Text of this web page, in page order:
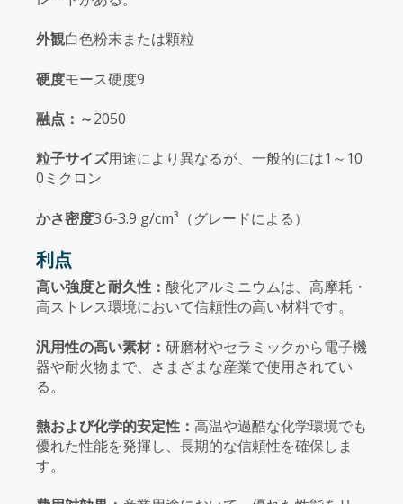
外観白色粉末または顆粒
硬度モース硬度9
融点：～2050
粒子サイズ用途により異なるが、一般的には1～10
0ミクロン
かさ密度3.6-3.9 g/cm³（グレードによる）
利点
高い強度と耐久性： 酸化アルミニウムは、高摩耗・
高ストレス環境において信頼性の高い材料です。
汎用性の高い素材： 研磨材やセラミックから電子機
器や耐火物まで、さまざまな産業で使用されてい
る。
熱および化学的安定性： 高温や過酷な化学環境でも
優れた性能を発揮し、長期的な信頼性を確保しま
す。